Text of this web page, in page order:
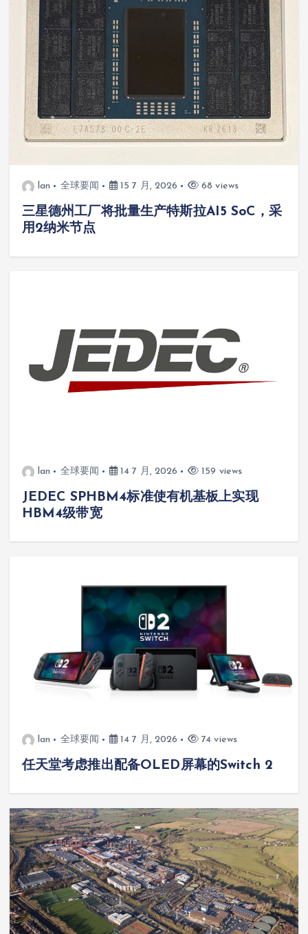
lan 全球要闻 15 7 月, 2026 68 views
三星德州工厂将批量生产特斯拉AI5 SoC，采
用2纳米节点
lan 全球要闻 14 7 月, 2026 159 views
JEDEC SPHBM4标准使有机基板上实现
HBM4级带宽
lan 全球要闻 14 7 月, 2026 74 views
任天堂考虑推出配备OLED屏幕的Switch 2